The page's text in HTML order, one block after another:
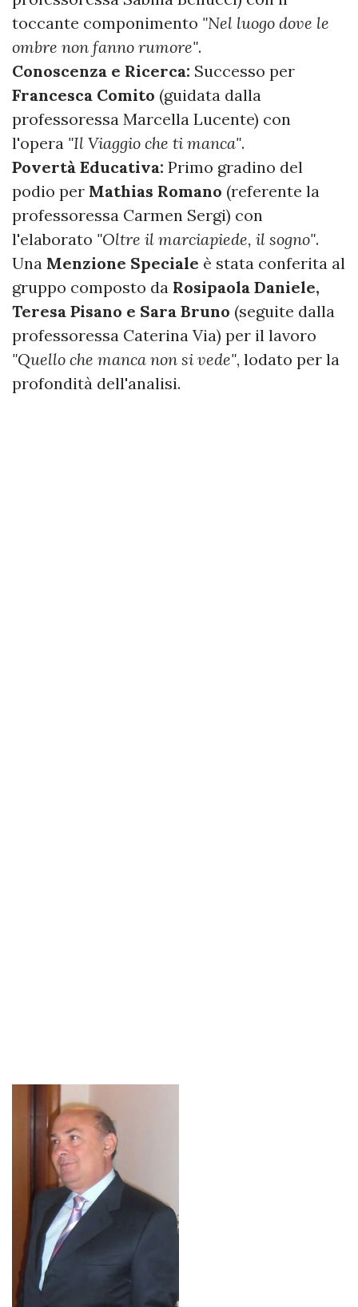
toccante componimento "Nel luogo dove le
ombre non fanno rumore".
Conoscenza e Ricerca: Successo per
Francesca Comito (guidata dalla
professoressa Marcella Lucente) con
l'opera "Il Viaggio che ti manca".
Povertà Educativa: Primo gradino del
podio per Mathias Romano (referente la
professoressa Carmen Sergi) con
l'elaborato "Oltre il marciapiede, il sogno".
Una Menzione Speciale è stata conferita al
gruppo composto da Rosipaola Daniele,
Teresa Pisano e Sara Bruno (seguite dalla
professoressa Caterina Via) per il lavoro
"Quello che manca non si vede", lodato per la
profondità dell'analisi.